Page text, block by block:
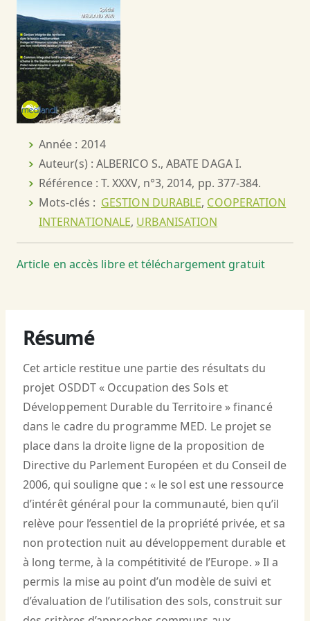
Année : 2014
Auteur(s) : ALBERICO S., ABATE DAGA I.
Référence : T. XXXV, n°3, 2014, pp. 377-384.
Mots-clés : GESTION DURABLE, COOPERATION
INTERNATIONALE, URBANISATION
Article en accès libre et téléchargement gratuit
Résumé
Cet article restitue une partie des résultats du
projet OSDDT « Occupation des Sols et
Développement Durable du Territoire » financé
dans le cadre du programme MED. Le projet se
place dans la droite ligne de la proposition de
Directive du Parlement Européen et du Conseil de
2006, qui souligne que : « le sol est une ressource
d’intérêt général pour la communauté, bien qu’il
relève pour l’essentiel de la propriété privée, et sa
non protection nuit au développement durable et
à long terme, à la compétitivité de l’Europe. » Il a
permis la mise au point d’un modèle de suivi et
d’évaluation de l’utilisation des sols, construit sur